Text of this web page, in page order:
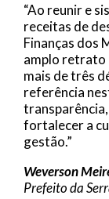
“Ao reunir e
receitas de
Finanças dos
amplo retrato
mais de três
referência
fortalecer a
gestão.”
Weverson
Prefeito da